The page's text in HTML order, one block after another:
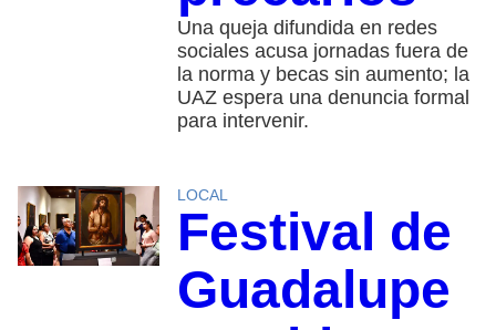
Una queja difundida en redes
sociales acusa jornadas fuera de
la norma y becas sin aumento; la
UAZ espera una denuncia formal
para intervenir.
LOCAL
Festival de
Guadalupe